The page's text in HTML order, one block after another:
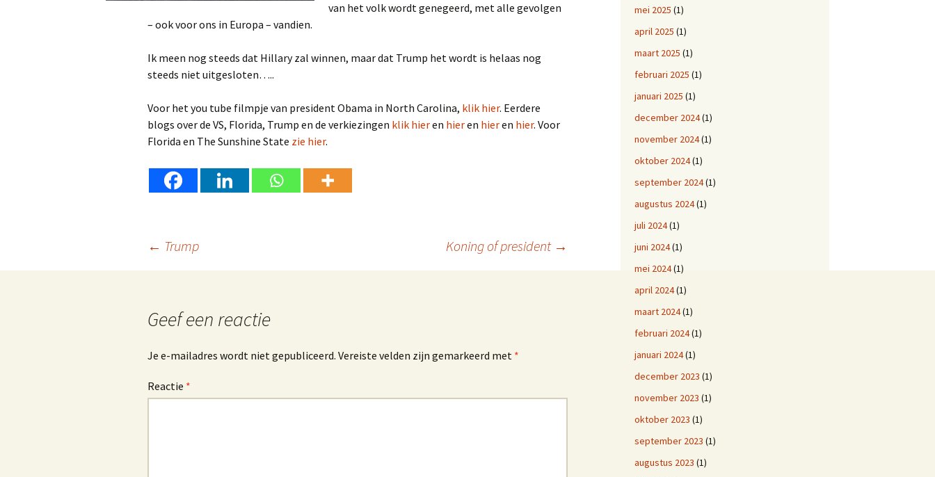
van het volk wordt genegeerd, met alle gevolgen
– ook voor ons in Europa – vandien.
Ik meen nog steeds dat Hillary zal winnen, maar dat Trump het wordt is helaas nog
steeds niet uitgesloten…..
Voor het you tube filmpje van president Obama in North Carolina, klik hier. Eerdere
blogs over de VS, Florida, Trump en de verkiezingen klik hieren hieren hieren hier. Voor
Florida en The Sunshine State zie hier.
Berichtnavigatie
← Trump Koning of president →
Geef een reactie
Je e-mailadres wordt niet gepubliceerd. Vereiste velden zijn gemarkeerd met *
Reactie *
mei 2025 (1)
april 2025 (1)
maart 2025 (1)
februari 2025 (1)
januari 2025 (1)
december 2024(1)
november 2024(1)
oktober 2024(1)
september 2024(1)
augustus 2024(1)
juli 2024(1)
juni 2024(1)
mei 2024(1)
april 2024(1)
maart 2024(1)
februari 2024(1)
januari 2024(1)
december 2023 (1)
november 2023 (1)
oktober 2023 (1)
september 2023 (1)
augustus 2023 (1)